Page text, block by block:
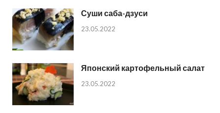
Суши саба-дзуси
23.05.2022
Японский картофельный салат
23.05.2022